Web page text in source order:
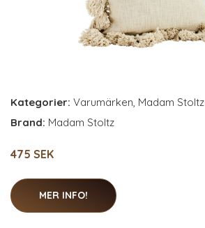
Kategorier: Varumärken, Madam Stoltz
Brand: Madam Stoltz
475 SEK
MER INFO!